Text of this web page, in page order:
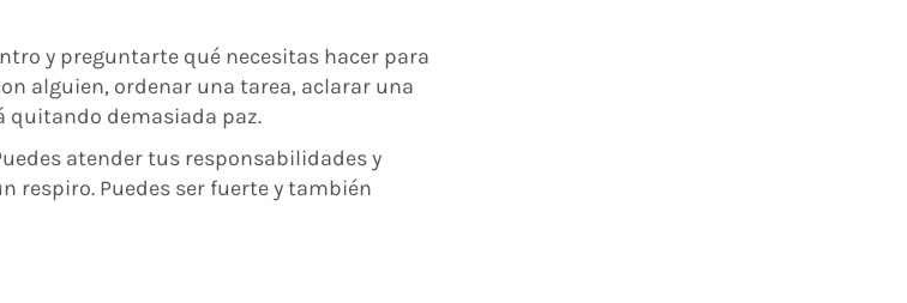
y preguntarte qué necesitas hacer para
alguien, ordenar una tarea, aclarar una
quitando demasiada paz.
atender tus responsabilidades y
respiro. Puedes ser fuerte y también